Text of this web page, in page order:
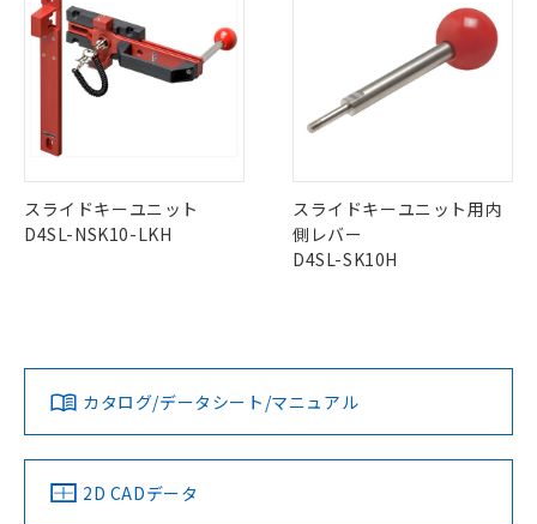
スライドキーユニット
D4SL-NSK10-LKH
スライドキーユニット用内
側レバー
D4SL-SK10H
カタログ/データシート/マニュアル
2D CADデータ
お客様が当ウェブサイト上で当社にご
登録された部品リストについて、当社
および当社の共同利用者が、当社の製
品・サービスに関するお客様との取
引・商談に必要な範囲で利用すること
の共同利用に関して"
の「1.共同利
用者の範囲」に記載されている法人を
※3 非含有証明書ダウンロード
下記の非含有証明書をダウンロードするこ
EU RoHS指令（10物質）の非含有証明書
51物質の非含有証明書（当社基準）
※本証明書は発行日時点で非含有を証明す
るもので、過去に遡って非含有を証明する
既に当社にて対応品への在庫切替を完了
していることから、特段のことがない限
り、2022年1月12日より割愛しておりま
す。
い合わせください。